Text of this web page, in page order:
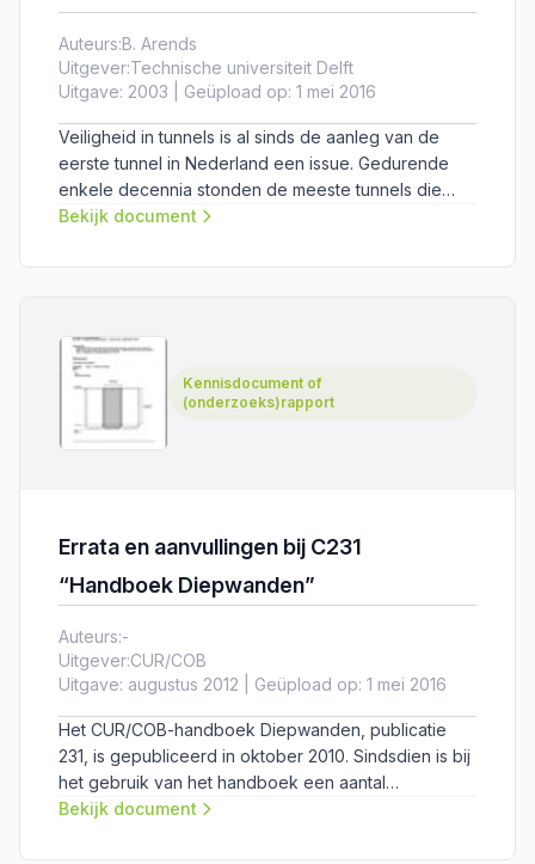
Auteurs:B. Arends
Uitgever:Technische universiteit Delft
Uitgave: 2003 | Geüpload op: 1 mei 2016
Veiligheid in tunnels is al sinds de aanleg van de
eerste tunnel in Nederland een issue. Gedurende
enkele decennia stonden de meeste tunnels die
werden aangelegd onder water. Hoewel hun
veiligheidsconcept veel op elkaar.
Bekijk document
Kennisdocument of
(onderzoeks)rapport
Errata en aanvullingen bij C231
“Handboek Diepwanden”
Auteurs:-
Uitgever:CUR/COB
Uitgave: augustus 2012 | Geüpload op: 1 mei 2016
Het CUR/COB-handboek Diepwanden, publicatie
231, is gepubliceerd in oktober 2010. Sindsdien is bij
het gebruik van het handboek een aantal
onjuistheden naar voren gekomen. Deze zijn
Bekijk document